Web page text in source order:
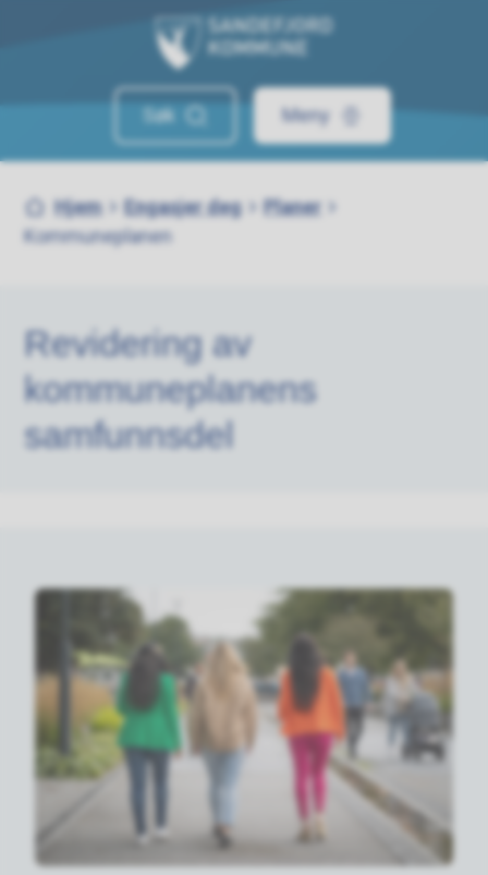
Sandefjord kommune
Søk Meny
Du er her:
Hjem Engasjer deg
Planer
Kommuneplanen
Revidering av
kommuneplanens
samfunnsdel